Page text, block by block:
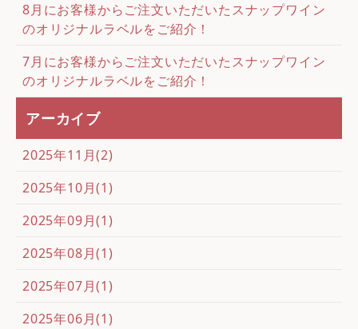
8月にお客様からご注文いただいたスナップワイン
のオリジナルラベルをご紹介！
7月にお客様からご注文いただいたスナップワイン
のオリジナルラベルをご紹介！
アーカイブ
2025年11月(2)
2025年10月(1)
2025年09月(1)
2025年08月(1)
2025年07月(1)
2025年06月(1)